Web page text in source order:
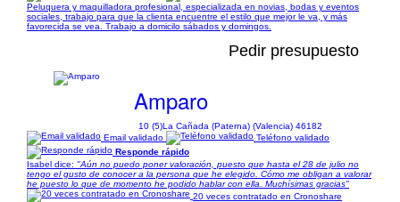
Peluquera y maquilladora profesional, especializada en novias, bodas y eventos
sociales, trabajo para que la clienta encuentre el estilo que mejor le va, y más
favorecida se vea. Trabajo a domicilo sábados y domingos.
Pedir presupuesto
Amparo
10 (5)La Cañada (Paterna) (Valencia) 46182
Email validado
Teléfono validado
Responde rápido
Isabel dice: "Aún no puedo poner valoración, puesto que hasta el 28 de julio no
tengo el gusto de conocer a la persona que he elegido. Cómo me obligan a valorar
he puesto lo que de momento he podido hablar con ella. Muchísimas gracias"
20 veces contratado en Cronoshare